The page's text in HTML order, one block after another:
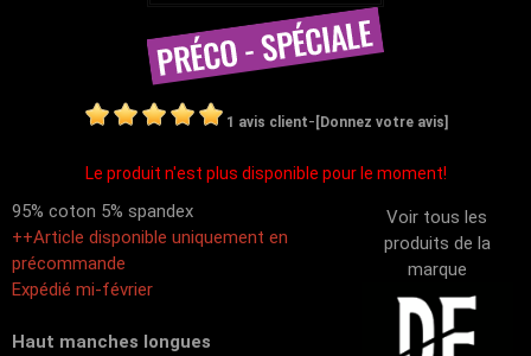
1 avis client- [Donnez votre avis]
Le produit n'est plus disponible pour le moment!
Voir tous les
produits de la
marque
95% coton 5% spandex
++Article disponible uniquement en
précommande
Expédié mi-février
Haut manches longues